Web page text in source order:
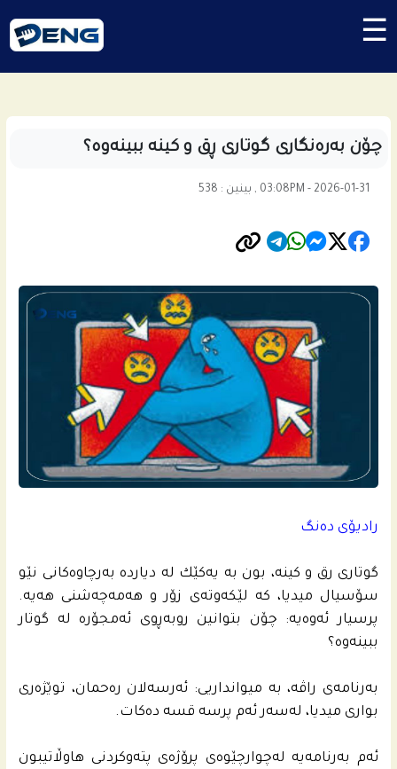
☰
چۆن بەرەنگاری گوتاری ڕق و كینە ببینەوە؟
03:08PM - 2026-01-31 , بینین : 538
رادیۆی ده‌نگ
گوتارى رق و كینه‌، بون به‌ یه‌كێك له‌ دیارده‌ به‌رچاوه‌كانى نێو
سۆسیال میدیا، كه‌ لێكه‌وته‌ى زۆر و هه‌مه‌چه‌شنی هه‌یه‌.
پرسیار ئه‌وه‌یه‌: چۆن بتوانین روبه‌ڕوى ئه‌مجۆره‌ له‌ گوتار
ببینه‌وه‌؟
بەرنامەی راڤە، بە میوانداریی: ئەرسەلان رەحمان، توێژەری
بواری میدیا، له‌سه‌ر ئه‌م پرسه‌ قسه‌ ده‌كات.
ئه‌م به‌رنامه‌یه‌ له‌چوارچێوه‌ى پرۆژه‌ى پته‌وكردنى هاوڵاتیبون